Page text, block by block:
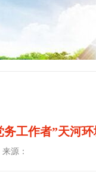
工作者”天河
来源：